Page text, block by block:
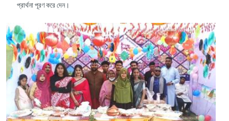
প্রার্থনা পূরণ করে দেন।